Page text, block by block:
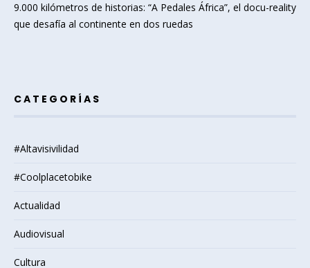
9.000 kilómetros de historias: “A Pedales África”, el docu-reality
que desafía al continente en dos ruedas
CATEGORÍAS
#Altavisivilidad
#Coolplacetobike
Actualidad
Audiovisual
Cultura